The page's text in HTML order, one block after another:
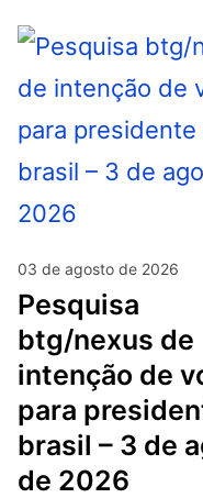
03 de agosto de 2026
pesquisa
btg/nexus de
intenção de
para
brasil – 3 de
de 2026